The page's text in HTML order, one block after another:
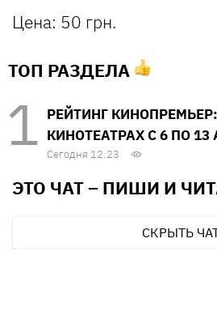
Цена: 50 грн.
ТОП РАЗДЕЛА
РЕЙТИНГ
КИНОТЕАТРАХ С 6 ПО 13
Сегодня 12:23
ЭТО ЧАТ – ПИШИ И
СКРЫТЬ